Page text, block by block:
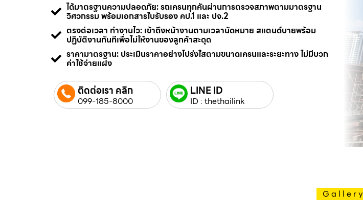
ได้มาตรฐานความปลอดภัย: รถเครนทุกคันผ่านการตรวจสภาพตามมาตรฐาน
วิศวกรรม พร้อมเอกสารใบรับรอง คป.1 และ ปจ.2
ตรงต่อเวลา ทำงานไว: เข้าถึงหน้างานตามเวลานัดหมาย สแตนด์บายพร้อม
ปฏิบัติงานทันทีเพื่อไม่ให้งานของลูกค้าสะดุด
ราคามาตรฐาน: ประเมินราคาอย่างโปร่งใสตามขนาดเครนและระยะทาง ไม่มีบวก
ค่าใช้จ่ายแฝง
ติดต่อเรา คลิก
099-185-8000
LINE ID
ID : thethailink
Gallery